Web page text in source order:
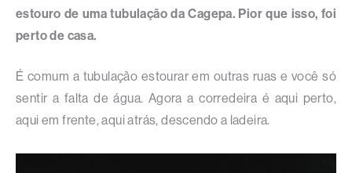
estouro de uma tubulação da Cagepa. Pior que isso, foi
perto de casa.
É comum a tubulação estourar em outras ruas e você só
sentir a falta de água. Agora a corredeira é aqui perto,
aqui em frente, aqui atrás, descendo a ladeira.